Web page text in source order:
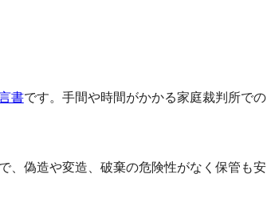
書です。手間や時間がかかる家庭裁判所での
、偽造や変造、破棄の危険性がなく保管も安